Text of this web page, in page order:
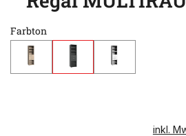
Farbton
inkl.